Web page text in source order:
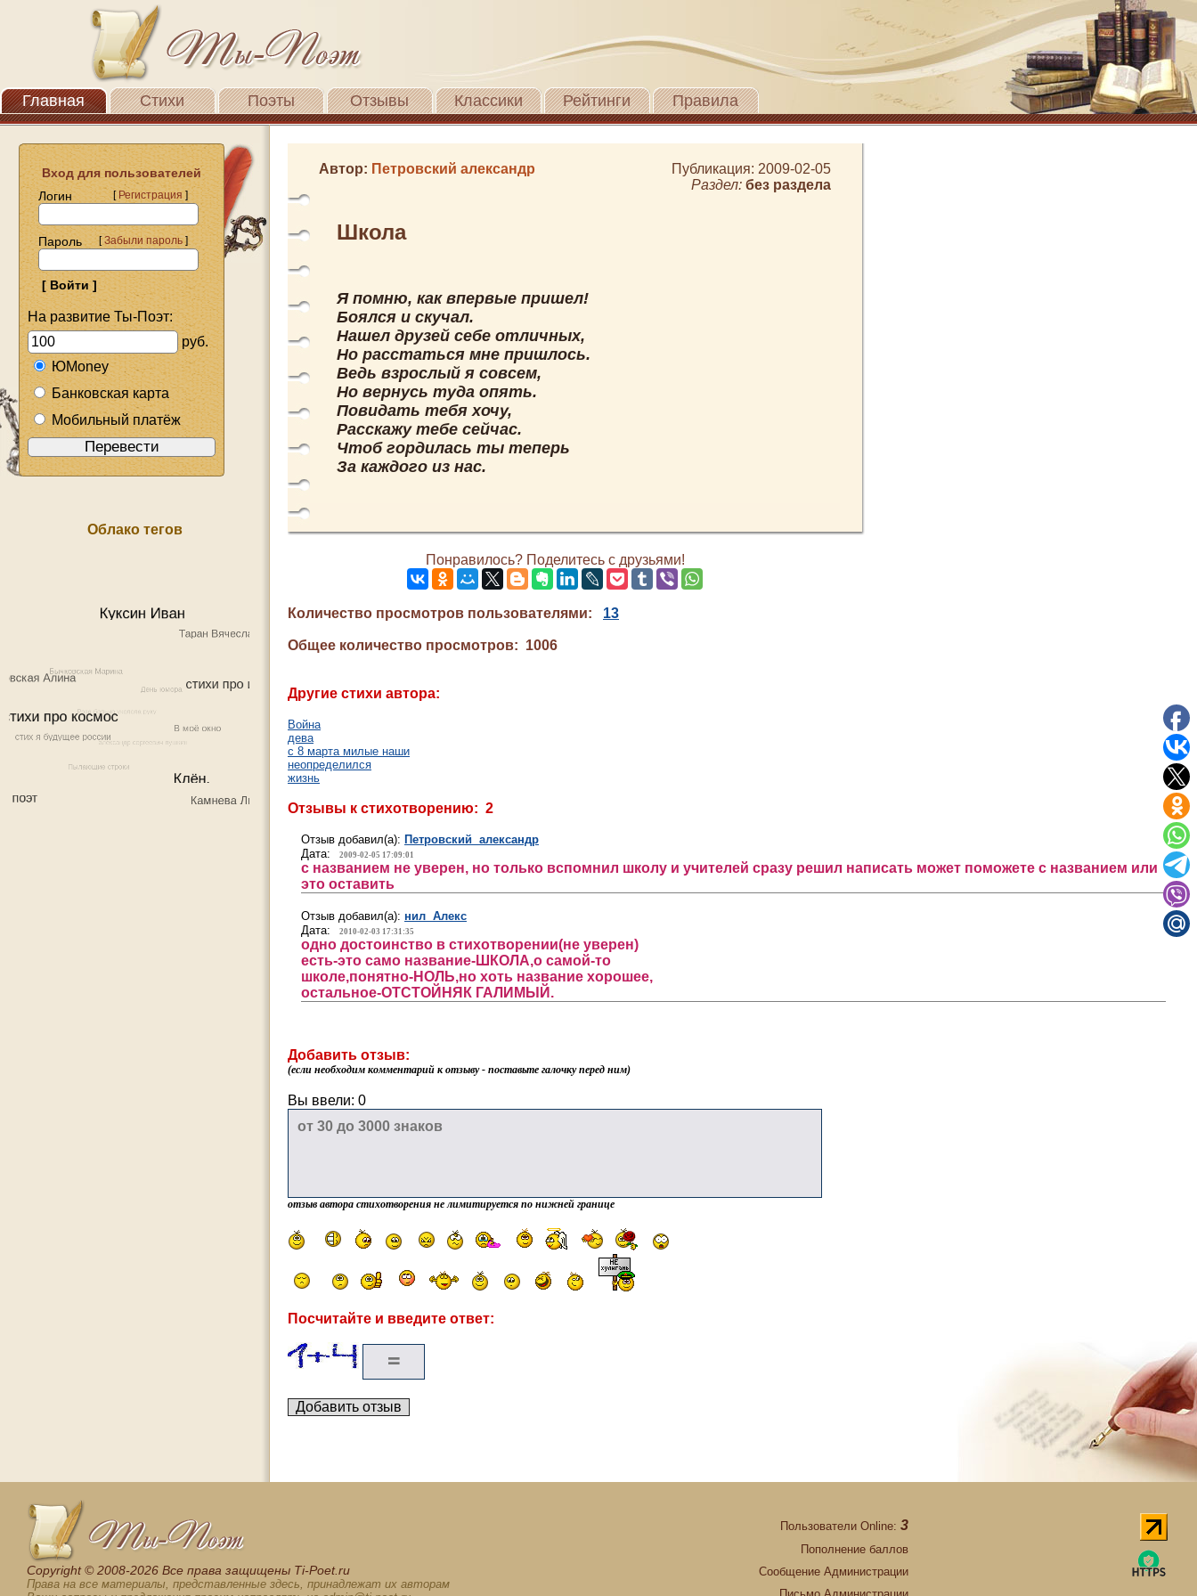
Главная Стихи Поэты Отзывы Классики Рейтинги Правила
Вход для пользователей
Логин
[Регистрация]
Пароль [Забыли пароль]
На развитие Ты-Поэт:
руб.
ЮMoney
Банковская карта
Мобильный платёж
Облако тегов
Автор: Петровский александр
Публикация: 2009-02-05
Раздел: без раздела
Школа
Я помню, как впервые пришел!
Боялся и скучал.
Нашел друзей себе отличных,
Но расстаться мне пришлось.
Ведь взрослый я совсем,
Но вернусь туда опять.
Повидать тебя хочу,
Расскажу тебе сейчас.
Чтоб гордилась ты теперь
За каждого из нас.
Понравилось? Поделитесь с друзьями!
Количество просмотров пользователями: 13
Общее количество просмотров: 1006
Другие стихи автора:
Война
дева
с 8 марта милые наши
неопределился
жизнь
Отзывы к стихотворению: 2
Отзыв добавил(а): Петровский александр
Дата:
2009-02-05 17:09:01
с названием не уверен, но только вспомнил школу и учителей сразу решил написать может поможете с названием или
это оставить
Отзыв добавил(а): нил Алекс
Дата:
2010-02-03 17:31:35
одно достоинство в стихотворении(не уверен)
есть-это само название-ШКОЛА,о самой-то
школе,понятно-НОЛЬ,но хоть название хорошее,
остальное-ОТСТОЙНЯК ГАЛИМЫЙ.
Добавить отзыв:
(если необходим комментарий к отзыву - поставьте галочку перед ним)
Вы ввели: 0
отзыв автора стихотворения не лимитируется по нижней границе
Посчитайте и введите ответ:
Сopyright © 2008-2026 Все права защищены Ti-Poet.ru
Права на все материалы, представленные здесь, принадлежат их авторам
Пользователи Online: 3
Пополнение баллов
Сообщение Администрации